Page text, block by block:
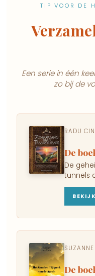
TIP VOOR DE
Een serie in één
zo bij de
RADU
De
De
tunnels
De